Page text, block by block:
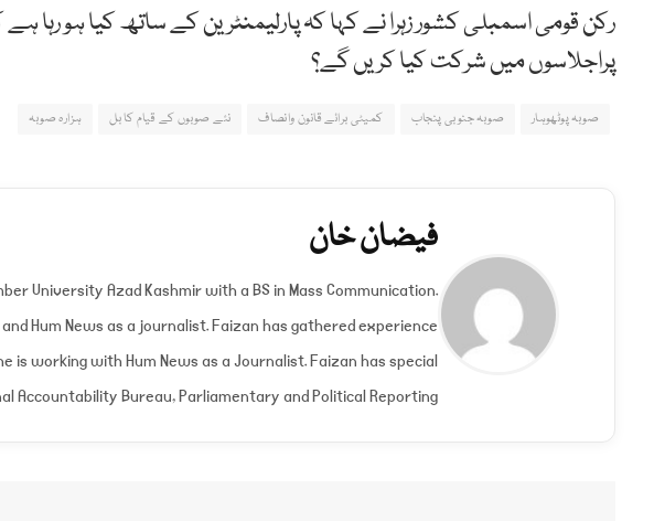
رکن قومی اسمبلی کشور زہرا نے کہا کہ پارلیمنٹرین کے ساتھ کیا ہو رہا
پراجلاسوں میں شرکت کیا کریں گے؟
صوبہ پوٹھوہار صوبہ جنوبی پنجاب کمیٹی برائے قانون وانصاف نئے صوبوں کے قیام کا بل ہزارہ صوبہ
فیضان خان
University Azad Kashmir with a BS in Mass Communication.
Hum News as a journalist. Faizan has gathered experience
is working with Hum News as a Journalist. Faizan has special
Accountability Bureau, Parliamentary and Political Reporting.